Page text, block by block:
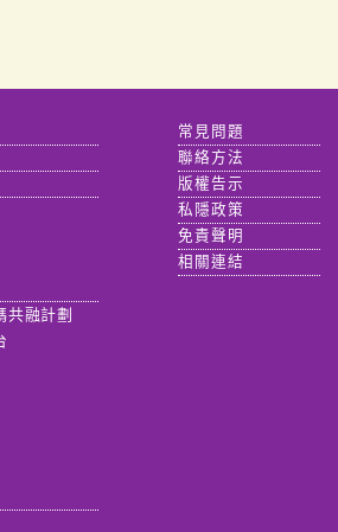
共融計劃
常見問題
聯絡方法
版權告示
私隱政策
免責聲明
相關連結